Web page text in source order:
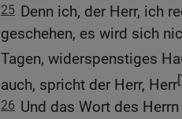
25 Denn ich, der Herr, ich
geschehen, es wird sich
Tagen, widerspenstiges
auch, spricht der Herr, Herr
26 Und das Wort des